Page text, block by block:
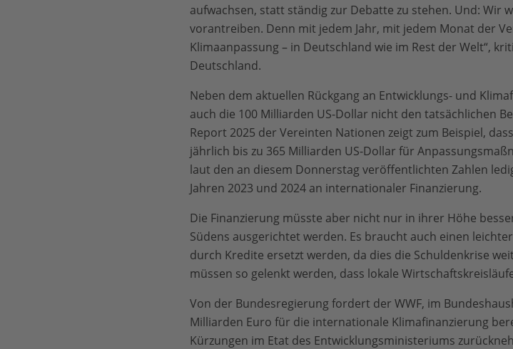
aufwachsen, statt ständig zur Debatte zu stehen. Und: Wir
vorantreiben. Denn mit jedem Jahr, mit jedem Monat der
Klimaanpassung – in Deutschland wie im Rest der Welt“,
Deutschland.
Neben dem aktuellen Rückgang an Entwicklungs- und
auch die 100 Milliarden US-Dollar nicht den tatsächlichen
Report 2025 der Vereinten Nationen zeigt zum Beispiel,
jährlich bis zu 365 Milliarden US-Dollar für
laut den an diesem Donnerstag veröffentlichten Zahlen
Jahren 2023 und 2024 an internationaler Finanzierung.
Die Finanzierung müsste aber nicht nur in ihrer Höhe
Südens ausgerichtet werden. Es braucht auch einen
durch Kredite ersetzt werden, da dies die Schuldenkrise
müssen so gelenkt werden, dass lokale
Von der Bundesregierung fordert der WWF, im
Milliarden Euro für die internationale Klimafinanzierung
Kürzungen im Etat des Entwicklungsministeriums